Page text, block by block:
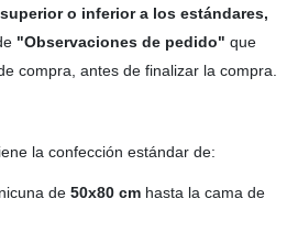
superior o inferior a los estándares,
"Observaciones de pedido" que
compra, antes de finalizar la compra.
la confección estándar de:
de 50x80 cm hasta la cama de